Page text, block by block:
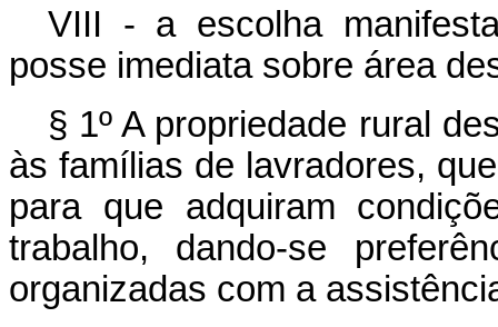
VIII - a escolha
posse imediata sobre área
§ 1º A propriedade rural
às famílias de lavradores,
para que adquiram
trabalho, dando-se
organizadas com a